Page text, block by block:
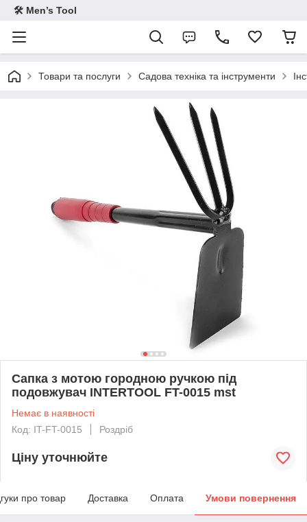
🛠 Men’s Tool
Товари та послуги Садова техніка та інструменти
Сапка з мотою городною ручкою під
подовжувач INTERTOOL FT-0015 mst
Немає в наявності
Код: IT-FT-0015
Роздріб
Ціну уточнюйте
про товар Доставка Оплата Умови повернення